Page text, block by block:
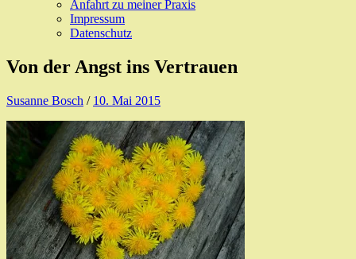
Anfahrt zu meiner Praxis
Impressum
Datenschutz
Von der Angst ins Vertrauen
Susanne Bosch / 10. Mai 2015